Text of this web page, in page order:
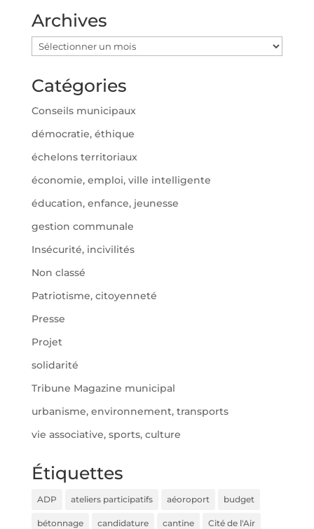
Archives
Archives
Catégories
Conseils municipaux
démocratie, éthique
échelons territoriaux
économie, emploi, ville intelligente
éducation, enfance, jeunesse
gestion communale
Insécurité, incivilités
Non classé
Patriotisme, citoyenneté
Presse
Projet
solidarité
Tribune Magazine municipal
urbanisme, environnement, transports
vie associative, sports, culture
Étiquettes
ADP ateliers participatifs aéoroport budget
bétonnage candidature cantine Cité de l'Air